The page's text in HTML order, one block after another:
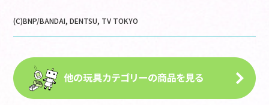
(C)BNP/BANDAI, DENTSU, TV TOKYO